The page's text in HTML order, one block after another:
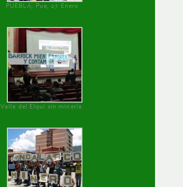
PUEBLA, Pue, 27 Enero
Valle del Elqui sin minería.